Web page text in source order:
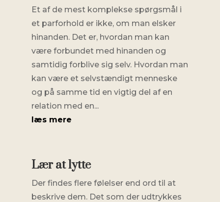
Et af de mest komplekse spørgsmål i
et parforhold er ikke, om man elsker
hinanden. Det er, hvordan man kan
være forbundet med hinanden og
samtidig forblive sig selv. Hvordan man
kan være et selvstændigt menneske
og på samme tid en vigtig del af en
relation med en...
læs mere
Lær at lytte
Der findes flere følelser end ord til at
beskrive dem. Det som der udtrykkes